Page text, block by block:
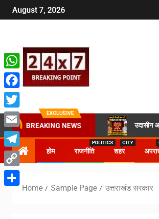
August 7, 2026
EXCLUSIVE
BREAKING NEWS उदासीन
होम राजनीति
POLITICS
शहर
CITY
Home Sample Page उत्तराखंड सरकार
WhatsApp
Facebook
Twitter
Email
Telegram
Copy
Share